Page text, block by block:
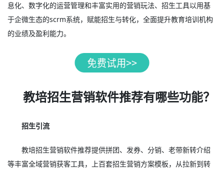
息化、数字化的运营管理和丰富实用的营销玩法、招生工具以用基
于企微生态的scrm系统，赋能招生与转化，全面提升教育培训机构
的业绩及盈利能力。
教培招生营销软件推荐有哪些功能？
招生引流
教培招生营销软件推荐提供拼团、发券、分销、老带新转介绍
等丰富全域营销获客工具，上百套招生营销方案模板，从拉新到转